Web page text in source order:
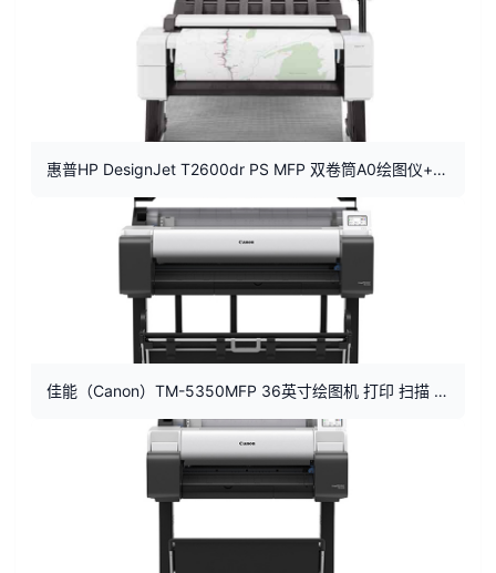
惠普HP DesignJet T2600dr PS MFP 双卷筒A0绘图仪+打印扫描复印
佳能（Canon）TM-5350MFP 36英寸绘图机 打印 扫描 复印 A0一体机